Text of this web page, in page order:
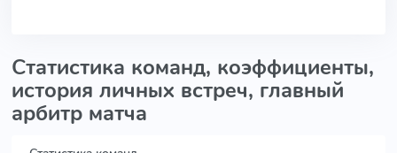
Статистика команд, коэффициенты,
история личных встреч, главный
арбитр матча